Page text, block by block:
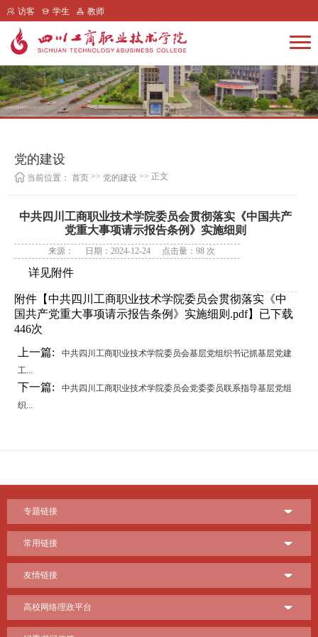
访客 学生 教师
党的建设
当前位置： 首页 >> 党的建设 >> 正文
中共四川工商职业技术学院委员会贯彻落实《中国共产
党重大事项请示报告条例》实施细则
来源： 日期：2024-12-24 点击量： 98 次
详见附件
附件【中共四川工商职业技术学院委员会贯彻落实《中
国共产党重大事项请示报告条例》实施细则.pdf】已下载
446次
上一篇:
中共四川工商职业技术学院委员会基层党组织书记抓基层党建
工...
下一篇:
中共四川工商职业技术学院委员会党委委员联系指导基层党组
织...
专题链接
常用链接
友情链接
高校网络理政平台